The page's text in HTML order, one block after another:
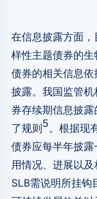
在信息披露方面
样性主题债券的生
债券的相关信息
披露。我国监管
券存续期信息披
了规则5。根据现
债券应每半年披
用情况、进展以及
SLB需说明所挂钩